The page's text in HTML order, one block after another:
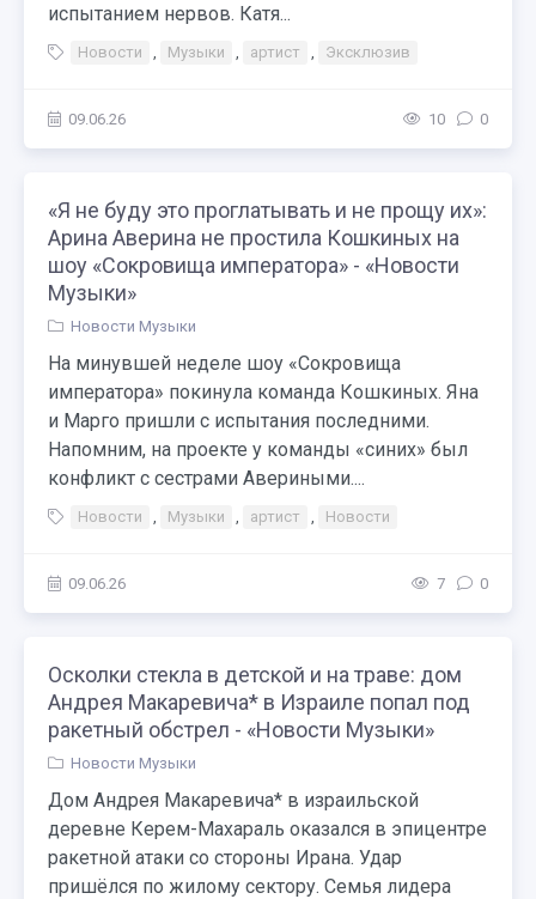
испытанием нервов. Катя...
Новости , Музыки , артист , Эксклюзив
09.06.26 10 0
«Я не буду это проглатывать и не прощу их»:
Арина Аверина не простила Кошкиных на
шоу «Сокровища императора» - «Новости
Музыки»
Новости Музыки
На минувшей неделе шоу «Сокровища
императора» покинула команда Кошкиных. Яна
и Марго пришли с испытания последними.
Напомним, на проекте у команды «синих» был
конфликт с сестрами Авериными....
Новости , Музыки , артист , Новости
09.06.26 7 0
Осколки стекла в детской и на траве: дом
Андрея Макаревича* в Израиле попал под
ракетный обстрел - «Новости Музыки»
Новости Музыки
Дом Андрея Макаревича* в израильской
деревне Керем-Махараль оказался в эпицентре
ракетной атаки со стороны Ирана. Удар
пришёлся по жилому сектору. Семья лидера